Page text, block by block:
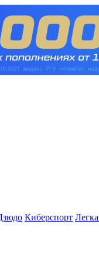
Киберспорт